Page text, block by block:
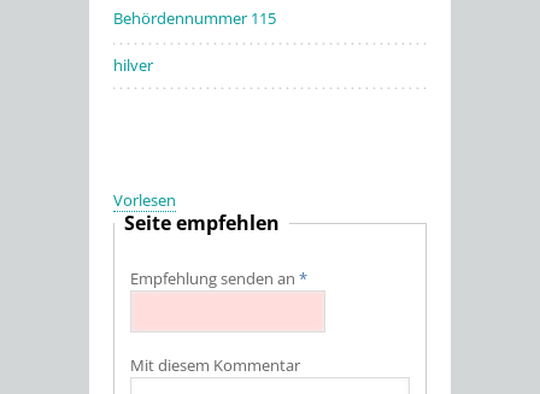
Behördennummer 115
hilver
Vorlesen
Seite empfehlen
Empfehlung senden an *
Mit diesem Kommentar